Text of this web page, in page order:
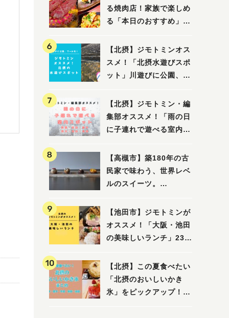
る焼肉店！家族で楽しめ
る「本日のおすすめ」で
【北摂】ジモトミンオス
スメ！「北摂水遊びスポ
ット」川遊びに公園、プ
吹田・茨木・高槻）
【北摂】ジモトミン・編
集部オススメ！「雨の日
に子連れで遊べる室内ス
箕面・吹田・豊中・茨
木・池田）
【高槻市】築180年の古
民家で味わう、世界レベ
ルのスイーツ。
月3日にオープン！（教
えたい/教えて）
【池田市】ジモトミンが
オススメ！「大阪・池田
の美味しいランチ」23
【北摂】この夏食べたい
「北摂のおいしいかき
氷」をピックアップ！